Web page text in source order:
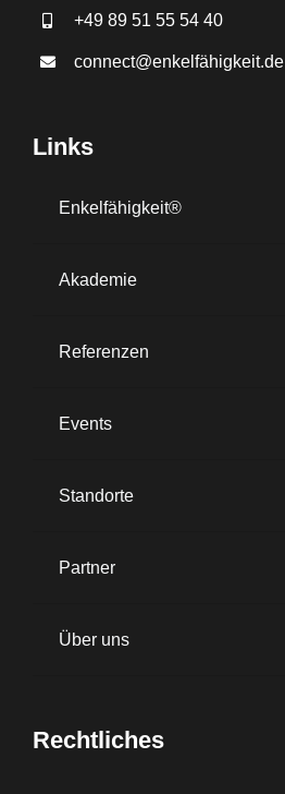
+49 89 51 55 54 40
connect@enkelfähigkeit.de
Links
Enkelfähigkeit®
Akademie
Referenzen
Events
Standorte
Partner
Über uns
Rechtliches